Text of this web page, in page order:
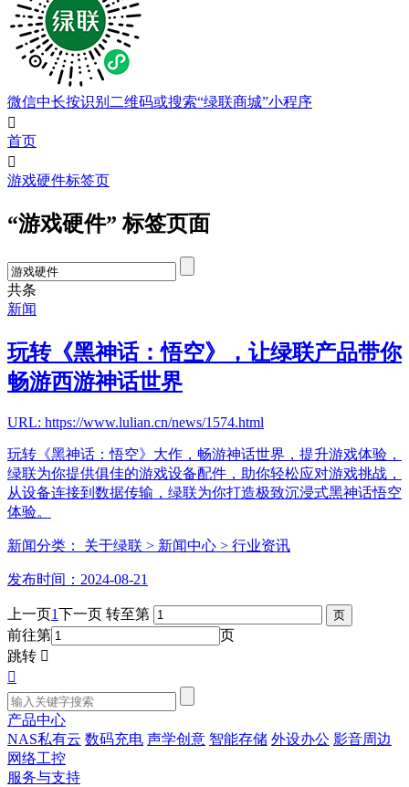
微信中长按识别二维码或搜索“绿联商城”小程序

首页

游戏硬件标签页
“游戏硬件” 标签页面
共条
新闻
玩转《黑神话：悟空》，让绿联产品带你
畅游西游神话世界
URL: https://www.lulian.cn/news/1574.html
玩转《黑神话：悟空》大作，畅游神话世界，提升游戏体验，
绿联为你提供俱佳的游戏设备配件，助你轻松应对游戏挑战，
从设备连接到数据传输，绿联为你打造极致沉浸式黑神话悟空
体验。
新闻分类： 关于绿联 > 新闻中心 > 行业资讯
发布时间：2024-08-21
上一页1下一页 转至第
前往第
页
跳转 

产品中心
NAS私有云 数码充电 声学创意 智能存储 外设办公 影音周边
网络工控
服务与支持